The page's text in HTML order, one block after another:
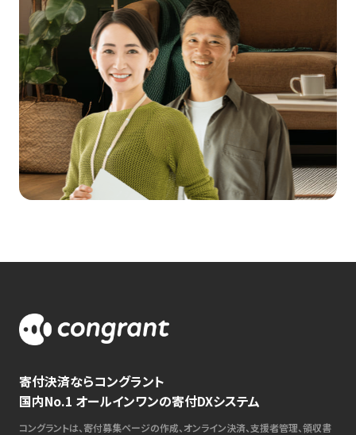
寄付決済ならコングラント
国内No.1 オールインワンの寄付DXシステム
コングラントは、寄付募集ページの作成、オンライン決済、支援者管理、領収書